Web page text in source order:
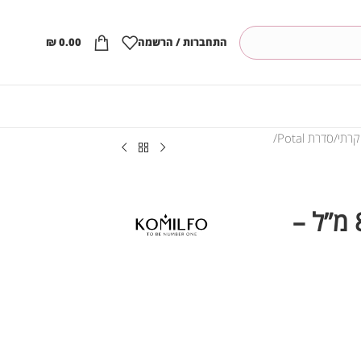
התחברות / הרשמה ₪0.00
סדרת Potal
קומילפו בסיס שבבים, 8 מ”ל –